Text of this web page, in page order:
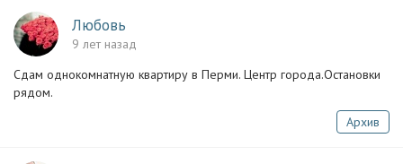
Любовь
9 лет назад
Сдам однокомнатную квартиру в Перми. Центр города.Остановки
рядом.
Архив